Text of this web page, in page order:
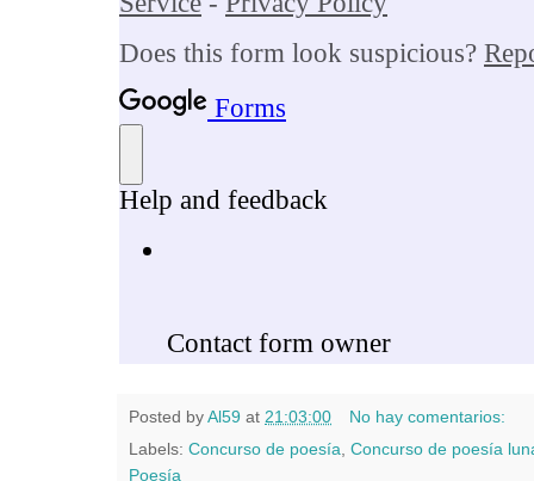
Posted byAl59 at 21:03:00
No hay comentarios:
Labels: Concurso de poesía Concurso de poesía
Poesía